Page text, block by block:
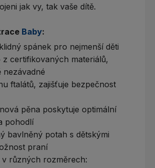
jak vy, tak vaše dítě.
Baby:
spánek pro nejmenší děti
certifikovaných materiálů,
nezávadné
ftalátů, zajišťuje bezpečnost
pěna poskytuje optimální
pohodlí
bavlněný potah s dětskými
praní
v různých rozměrech: